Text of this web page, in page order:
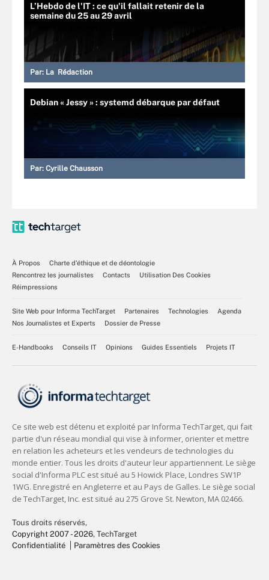
L’Hebdo de l'IT : ce qu'il fallait retenir de la
semaine du 25 au 29 avril
Par: La Rédaction
Debian « Jessy » : systemd débarque par défaut
Par: Cyrille Chausson
À Propos
Charte d’éthique et de déontologie
Rencontrez les journalistes
Contacts
Utilisation Des Cookies
Réimpressions
Site Web pour Informa TechTarget Partenaires Technologies
Agenda
Nos Journalistes et Experts
Dossier de Presse
E-Handbooks Conseils IT Opinions Guides Essentiels Projets IT
Tous droits réservés,
Copyright 2007 - 2026, TechTarget
Confidentialité
Paramètres des Cookies